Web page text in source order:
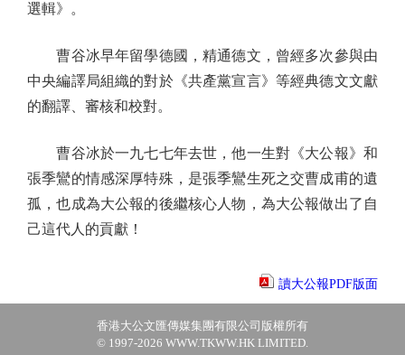
選輯》。
曹谷冰早年留學德國，精通德文，曾經多次參與由
中央編譯局組織的對於《共產黨宣言》等經典德文文獻
的翻譯、審核和校對。
曹谷冰於一九七七年去世，他一生對《大公報》和
張季鸞的情感深厚特殊，是張季鸞生死之交曹成甫的遺
孤，也成為大公報的後繼核心人物，為大公報做出了自
己這代人的貢獻！
讀大公報PDF版面
香港大公文匯傳媒集團有限公司版權所有
© 1997-2026 WWW.TKWW.HK LIMITED.